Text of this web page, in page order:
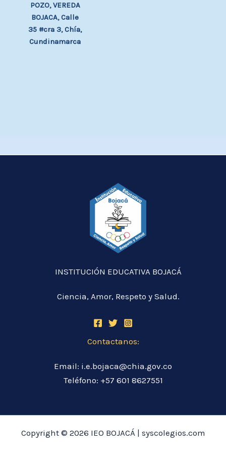
POZO, VEREDA
BOJACA, Calle
35 #cra 3, Chía,
Cundinamarca
INSTITUCIÓN EDUCATIVA BOJACÁ
Ciencia, Amor, Respeto y Salud.
Contactanos:
Email: i.e.bojaca@chia.gov.co
Teléfono: +57 601 8627551
Copyright © 2026 IEO BOJACÁ | syscolegios.com